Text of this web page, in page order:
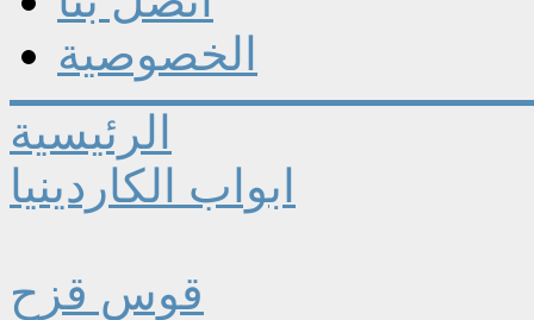
الخصوصية
الرئيسية
ابواب الكاردينيا
قوس قزح